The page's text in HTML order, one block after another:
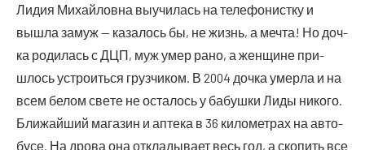
Лидия Михай­лов­на выучи­лась на теле­фо­нист­ку и
вышла замуж — каза­лось бы, не жизнь, а меч­та! Но доч­
ка роди­лась с ДЦП, муж умер рано, а жен­щине при­
шлось устро­ить­ся груз­чи­ком. В 2004 доч­ка умер­ла и на
всем белом све­те не оста­лось у бабуш­ки Лиды нико­го.
Бли­жай­ший мага­зин и апте­ка в 36 кило­мет­рах на авто­
бу­се. На дро­ва она откла­ды­ва­ет весь год, а ско­пить все